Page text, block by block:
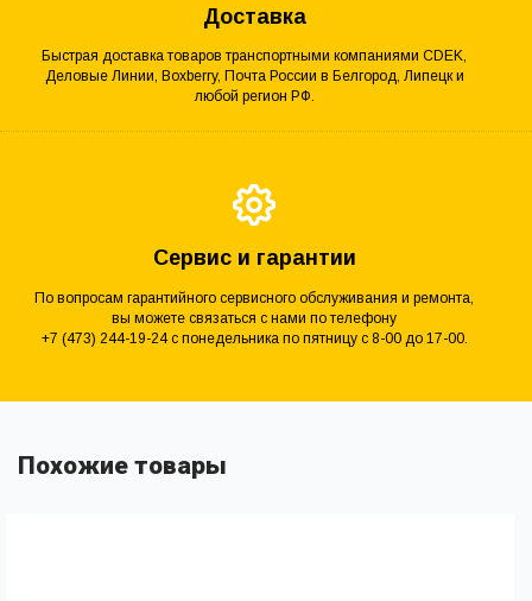
Доставка
Быстрая доставка товаров транспортными компаниями CDEK,
Деловые Линии, Boxberry, Почта России в Белгород, Липецк и
любой регион РФ.
Сервис и гарантии
По вопросам гарантийного сервисного обслуживания и ремонта,
вы можете связаться с нами по телефону
+7 (473) 244-19-24 с понедельника по пятницу с 8-00 до 17-00.
Похожие товары